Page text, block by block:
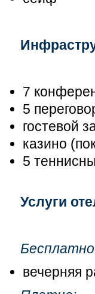
7
5
гостевой
казино
5
Услуги
вечерняя